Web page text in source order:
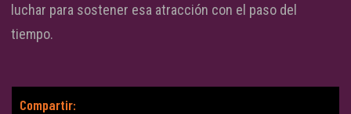
luchar para sostener esa atracción con el paso del
tiempo.
Compartir: